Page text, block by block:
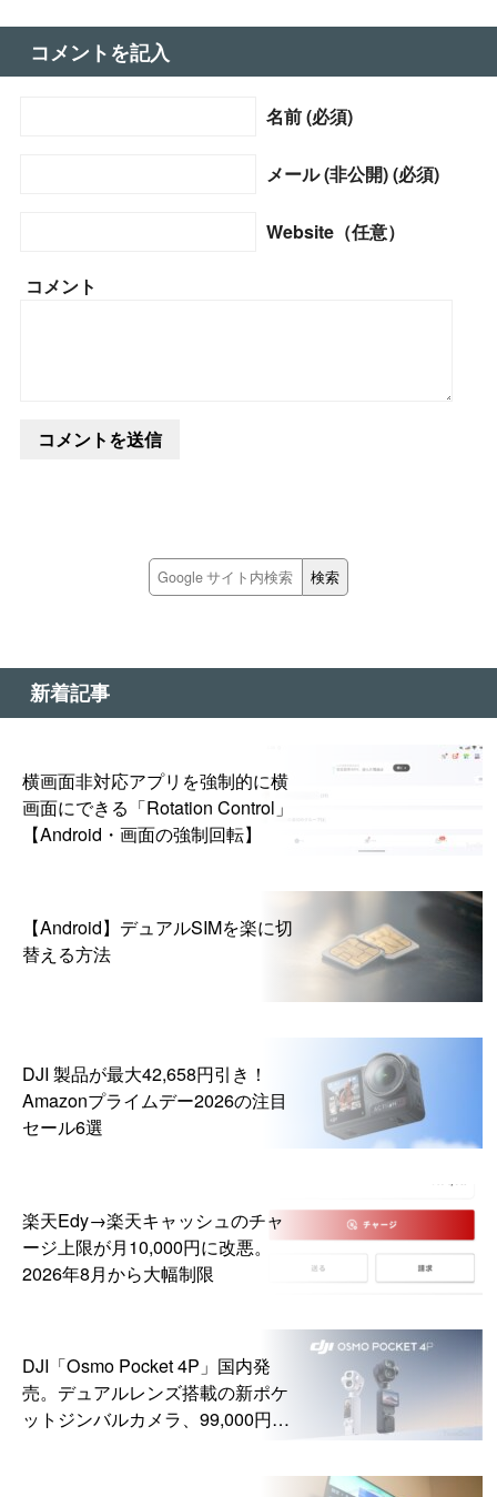
コメントを記入
名前 (必須)
メール (非公開) (必須)
Website（任意）
コメント
新着記事
横画面非対応アプリを強制的に横
画面にできる「Rotation Control」
【Android・画面の強制回転】
【Android】デュアルSIMを楽に切
替える方法
DJI 製品が最大42,658円引き！
Amazonプライムデー2026の注目
セール6選
楽天Edy→楽天キャッシュのチャ
ージ上限が月10,000円に改悪。
2026年8月から大幅制限
DJI「Osmo Pocket 4P」国内発
売。デュアルレンズ搭載の新ポケ
ットジンバルカメラ、99,000円か